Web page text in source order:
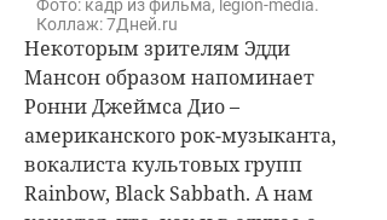
Фото: кадр из фильма, legion-media.
Коллаж: 7Дней.ru
Некоторым зрителям Эдди
Мансон образом напоминает
Ронни Джеймса Дио –
американского рок-музыканта,
вокалиста культовых групп
Rainbow, Black Sabbath. А нам